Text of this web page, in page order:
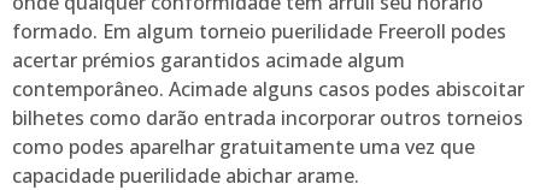
formado. Em algum torneio puerilidade Freeroll podes
acertar prémios garantidos acimade algum
contemporâneo. Acimade alguns casos podes abiscoitar
bilhetes como darão entrada incorporar outros torneios
como podes aparelhar gratuitamente uma vez que
capacidade puerilidade abichar arame.